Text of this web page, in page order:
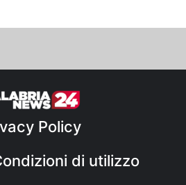
Policy
di utilizzo